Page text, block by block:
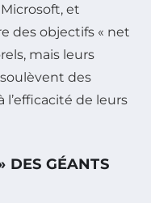
et
des objectifs « net
mais leurs
des
de leurs
DES GÉANTS